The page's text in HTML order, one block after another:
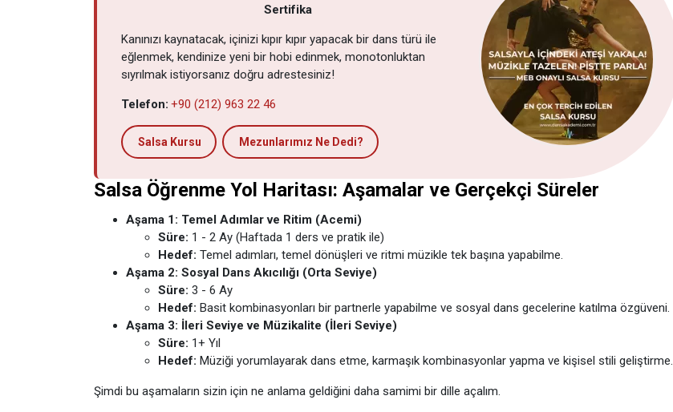
Sertifika
Kanınızı kaynatacak, içinizi kıpır kıpır yapacak bir dans türü ile
eğlenmek, kendinize yeni bir hobi edinmek, monotonluktan
sıyrılmak istiyorsanız doğru adrestesiniz!
Telefon: +90 (212) 963 22 46
Salsa Kursu Mezunlarımız Ne Dedi?
Salsa Öğrenme Yol Haritası: Aşamalar ve Gerçekçi Süreler
Aşama 1: Temel Adımlar ve Ritim (Acemi)
Süre: 1 - 2 Ay (Haftada 1 ders ve pratik ile)
Hedef: Temel adımları, temel dönüşleri ve ritmi müzikle tek başına yapabilme.
Aşama 2: Sosyal Dans Akıcılığı (Orta Seviye)
Süre: 3 - 6 Ay
Hedef: Basit kombinasyonları bir partnerle yapabilme ve sosyal dans gecelerine katılma özgüveni.
Aşama 3: İleri Seviye ve Müzikalite (İleri Seviye)
Süre: 1+ Yıl
Hedef: Müziği yorumlayarak dans etme, karmaşık kombinasyonlar yapma ve kişisel stili geliştirme.
Şimdi bu aşamaların sizin için ne anlama geldiğini daha samimi bir dille açalım.